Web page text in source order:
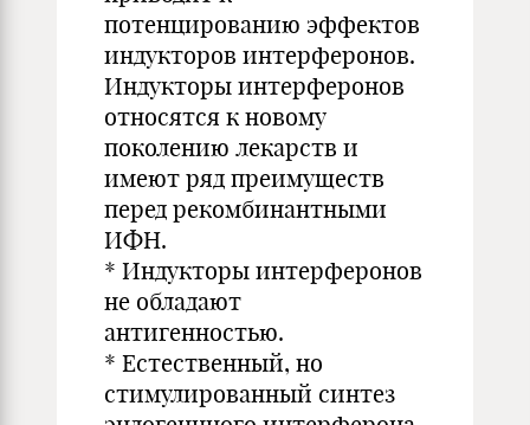
потенцированию эффектов
индукторов интерферонов.
Индукторы интерферонов
относятся к новому
поколению лекарств и
имеют ряд преимуществ
перед рекомбинантными
ИФН.
* Индукторы интерферонов
не обладают
антигенностью.
* Естественный, но
стимулированный синтез